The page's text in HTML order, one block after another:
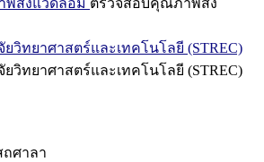
วิทยาศาสตร์และเทคโนโลยี (STREC)
วิทยาศาสตร์และเทคโนโลยี (STREC)
ถศาลา